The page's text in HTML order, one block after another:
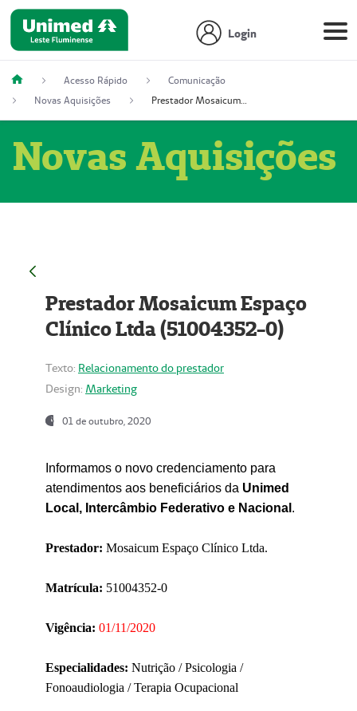
Login
Acesso Rápido
Comunicação
Novas Aquisições
Prestador Mosaicum Espaço Clínico Ltda (51004352-0)
Novas Aquisições
Prestador Mosaicum Espaço
Clínico Ltda (51004352-0)
Texto: Relacionamento do prestador
Design: Marketing
01 de outubro, 2020
Informamos o novo credenciamento para
atendimentos aos beneficiários da Unimed
Local, Intercâmbio Federativo e Nacional .
Prestador: Mosaicum Espaço Clínico Ltda.
Matrícula: 51004352-0
Vigência: 01/11/2020
Especialidades: Nutrição / Psicologia /
Fonoaudiologia / Terapia Ocupacional